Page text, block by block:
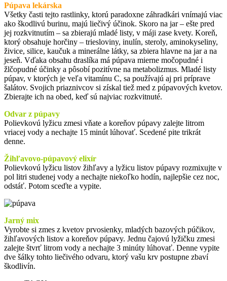
Púpava lekárska
Všetky časti tejto rastlinky, ktorú paradoxne záhradkári vnímajú viac
ako škodlivú burinu, majú liečivý účinok. Skoro na jar – ešte pred
jej rozkvitnutím – sa zbierajú mladé listy, v máji zase kvety. Koreň,
ktorý obsahuje horčiny – triesloviny, inulín, steroly, aminokyseliny,
živice, silice, kaučuk a minerálne látky, sa zbiera hlavne na jar a na
jeseň. Vďaka obsahu draslíka má púpava mierne močopudné i
žlčopudné účinky a pôsobí pozitívne na metabolizmus. Mladé listy
púpav, v ktorých je veľa vitamínu C, sa používajú aj pri príprave
šalátov. Svojich priaznivcov si získal tiež med z púpavových kvetov.
Zbierajte ich na obed, keď sú najviac rozkvitnuté.
Odvar z púpavy
Polievkovú lyžicu zmesi vňate a koreňov púpavy zalejte litrom
vriacej vody a nechajte 15 minút lúhovať. Scedené pite trikrát
denne.
Žihľavovo-púpavový elixír
Polievkovú lyžicu listov žihľavy a lyžicu listov púpavy rozmixujte v
pol litri studenej vody a nechajte niekoľko hodín, najlepšie cez noc,
odstáť. Potom sceďte a vypite.
Jarný mix
Vyrobte si zmes z kvetov prvosienky, mladých bazových púčikov,
žihľavových listov a koreňov púpavy. Jednu čajovú lyžičku zmesi
zalejte štvrť litrom vody a nechajte 3 minúty lúhovať. Denne vypite
dve šálky tohto liečivého odvaru, ktorý vašu krv postupne zbaví
škodlivín.